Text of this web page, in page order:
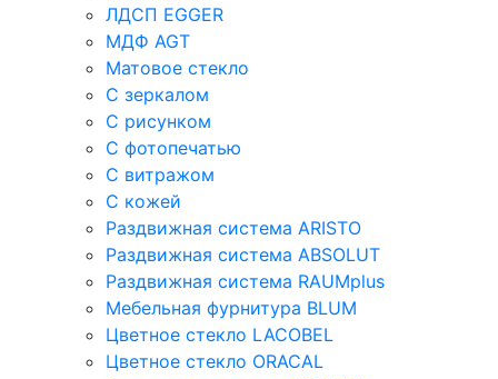
ЛДСП EGGER
МДФ AGT
Матовое стекло
С зеркалом
С рисунком
С фотопечатью
С витражом
С кожей
Раздвижная система ARISTO
Раздвижная система ABSOLUT
Раздвижная система RAUMplus
Мебельная фурнитура BLUM
Цветное стекло LACOBEL
Цветное стекло ORACAL